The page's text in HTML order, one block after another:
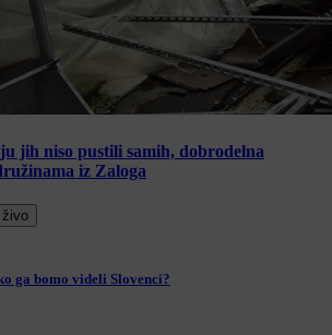
jih niso pustili samih, dobrodelna
iz Zaloga
ga bomo videli Slovenci?